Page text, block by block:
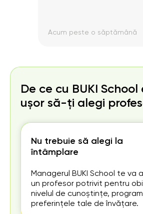
Acum peste o săptămână
De ce cu BUKI School
ușor să-ți alegi
Nu trebuie să alegi la
întâmplare
Managerul BUKI School te va
un profesor potrivit pentru
nivelul de cunoștințe,
preferințele tale de învățare.